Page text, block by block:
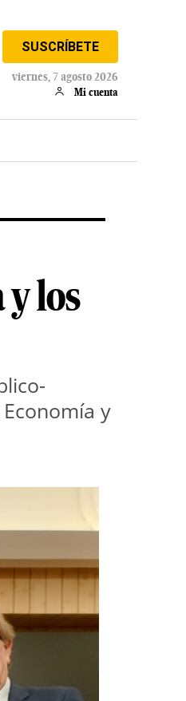
SUSCRÍBETE
viernes, 7 agosto 2026
Mi cuenta
los
y